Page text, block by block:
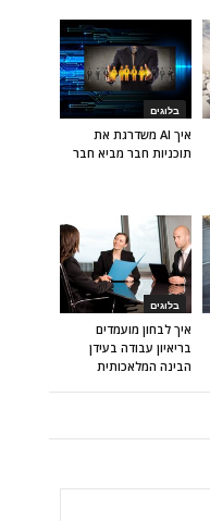
בלוגים
איך AI משדרגת את
תוכניות חבר מביא חבר
בלוגים
איך לבחון מועמדים
בריאיון עבודה בעידן
הבינה המלאכותית